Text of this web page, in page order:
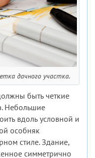
дачного участка.
быть четкие
Небольшие
вдоль условной и
особняк
стиле. Здание,
симметрично